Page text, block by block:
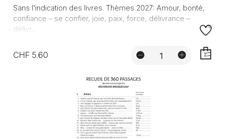
Sans l’indication des livres. Thèmes 2027: Amour, bonté,
confiance – se confier, joie, paix, force, délivrance –
délivr...
CHF 5.60